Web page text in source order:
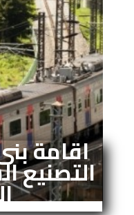
اقامة
التصنيع